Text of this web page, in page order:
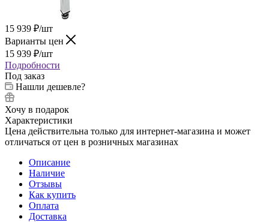
15 939 ₽/шт
Варианты цен
15 939 ₽/шт
Подробности
Под заказ
Нашли дешевле?
Хочу в подарок
Характеристики
Цена действительна только для интернет-магазина и может
отличаться от цен в розничных магазинах
Описание
Наличие
Отзывы
Как купить
Оплата
Доставка